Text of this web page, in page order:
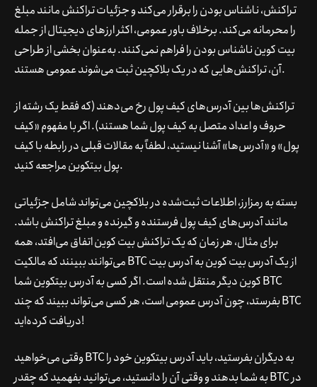
تراکنش، ناشناس بودن را برقرار می‌کند و جزئیات تراکنش مانند مبلغ
را محرمانه می‌کند. برخلاف باور عمومی، اکثر ارزهای دیجیتال از جمله
بیت کوین ناشناس بودن را فراهم نمی‌کنند. به‌عنوان بخشی از طراحی
آن، تراکنش‌هایی که در یک بلاکچین ثبت می‌شوند عمومی هستند.
تراکنش‌ها بین آدرس‌های کیف پول رخ می‌دهند (که فقط یک رشته از
حروف و اعداد متصل به کیف پول شما هستند). اگر با مفهوم «کیف
پول» و «آدرس‌ها» آشنا نیستید، لطفاً به مقالات قبلی در رابطه باکیف
پول بیتکوینمراجعه کنید.
بسته به رمزارز، اطلاعات ثبت‌شده در بلاکچین می‌تواند شامل جزئیاتی
مانند آدرس‌های کیف پول فرستنده و گیرنده و مبلغ تراکنش باشد.
برای مثال، هر زمان که یک تراکنش بیت کوین اتفاق می‌افتد، همه
می‌توانند ببینند که مالکیت BTC از یک آدرس بیت کوین به آدرس بیت
کوین دیگر منتقل شده است. اگر کسی به آدرس بیتکوین شما BTC
بفرستد، چون آدرس عمومی است، هر کسی می‌تواند ببیند که چند BTC
دریافت کرده‌اید!
وقتی می‌خواهید BTC به دیگران بفرستید، باید آدرس بیتکوین خود را
به شما بدهند و وقتی آن را دانستید، می‌توانید بفهمید که چقدر BTC در